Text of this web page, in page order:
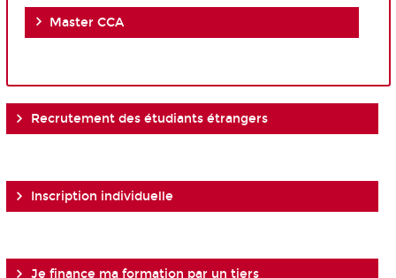
Master CCA
Recrutement des étudiants étrangers
Inscription individuelle
Je finance ma formation par un tiers